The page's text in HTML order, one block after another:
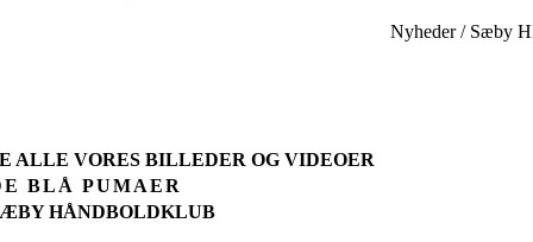
Nyheder / Sæby
ALLE VORES BILLEDER OG VIDEOER
BLÅ PUMAER
HÅNDBOLDKLUB